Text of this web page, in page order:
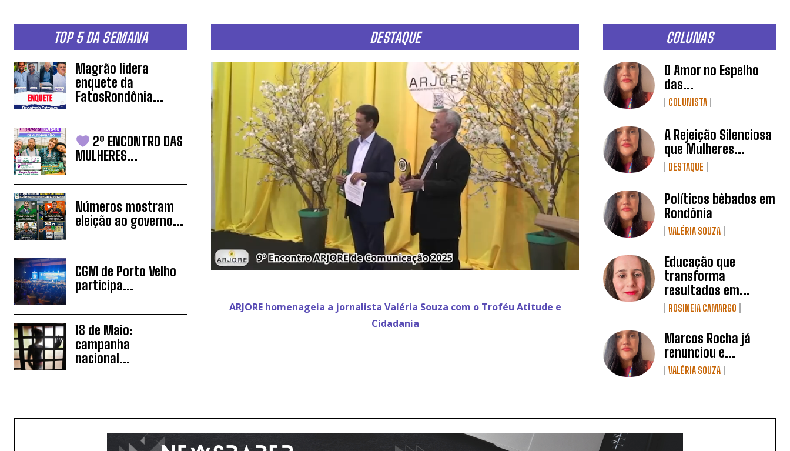
TOP 5 DA SEMANA
Magrão lidera
enquete da
FatosRondônia...
2º ENCONTRO DAS
MULHERES...
Números mostram
eleição ao governo...
CGM de Porto Velho
participa...
18 de Maio:
campanha
nacional...
DESTAQUE
ARJORE homenageia a jornalista Valéria Souza com o Troféu Atitude e
Cidadania
COLUNAS
O Amor no Espelho
das...
COLUNISTA
A Rejeição Silenciosa
que Mulheres...
DESTAQUE
Políticos bêbados em
Rondônia
VALÉRIA SOUZA
Educação que
transforma
resultados em...
ROSINEIA CAMARGO
Marcos Rocha já
renunciou e...
VALÉRIA SOUZA